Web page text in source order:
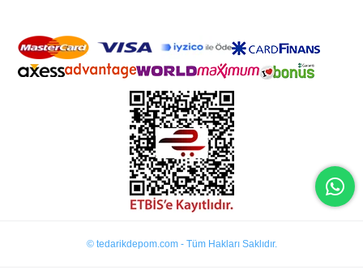
© tedarikdepom.com - Tüm Hakları Saklıdır.